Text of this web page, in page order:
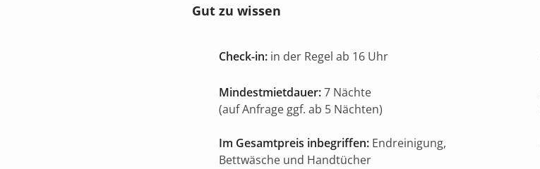
Gut zu wissen
Check-in: in der Regel ab 16 Uhr
Mindestmietdauer:7 Nächte
(auf Anfrage ggf. ab 5 Nächten)
Im Gesamtpreis inbegriffen: Endreinigung,
Bettwäsche und Handtücher